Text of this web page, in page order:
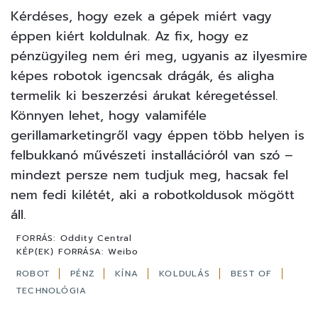
Kérdéses, hogy ezek a gépek miért vagy
éppen kiért koldulnak. Az fix, hogy ez
pénzügyileg nem éri meg, ugyanis az ilyesmire
képes robotok igencsak drágák, és aligha
termelik ki beszerzési árukat kéregetéssel.
Könnyen lehet, hogy valamiféle
gerillamarketingről vagy éppen több helyen is
felbukkanó művészeti installációról van szó –
mindezt persze nem tudjuk meg, hacsak fel
nem fedi kilétét, aki a robotkoldusok mögött
áll.
FORRÁS: Oddity Central
KÉP(EK) FORRÁSA: Weibo
ROBOT
PÉNZ KÍNA KOLDULÁS
BEST OF
TECHNOLÓGIA